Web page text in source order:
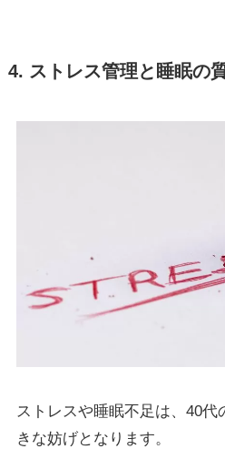
4. ストレス管理と睡眠の
ストレスや睡眠不足は、40
きな妨げとなります。